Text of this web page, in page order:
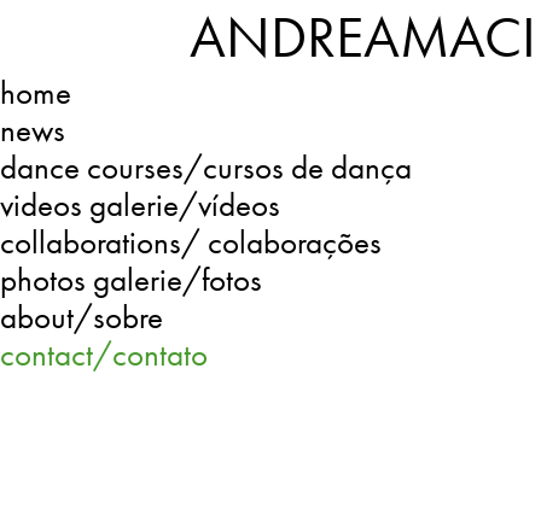
home
news
dance courses/cursos de dança
videos galerie/vídeos
collaborations/ colaborações
photos galerie/fotos
about/sobre
contact/contato